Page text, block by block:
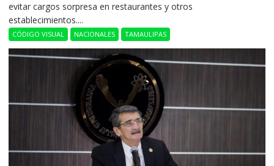
evitar cargos sorpresa en restaurantes y otros
establecimientos....
CÓDIGO VISUAL NACIONALES TAMAULIPAS